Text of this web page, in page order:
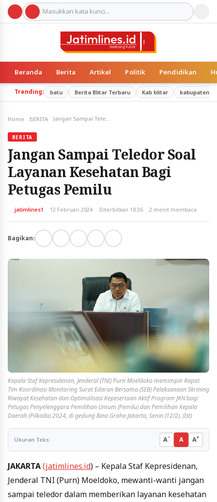
Beranda Berita Artikel Politik Pendidikan
Trending: batu Berita Blitar Terbaru Kab blitar
Home BERITA
BERITA
Jangan Sampai Teledor Soal
Layanan Kesehatan Bagi
Petugas Pemilu
jatimlines1 12 Februari 2024 Diterbitkan 18:36 2 menit membaca
Bagikan:
Kepala Staf Kepresidenan, Jenderal (TNI) Purn Moeldoko memimpin Rapat
Tim Koordinasi Monitoring Surat Edaran Bersama (SEB) Pelaksanaan Skrining
Riwayat Kesehatan dan Optimalisasi Kepesertaan Aktif Program JKN bagi
Petugas Penyelenggara Pemilihan Umum (Pemilu) dan Pemilihan Kepala
Daerah (Pilkada) 2024, di gedung Bina Graha Jakarta, Senin (12/2). (Ist)
Ukuran Teks: A− A A+
JAKARTA(jatimlines.id) – Kepala Staf Kepresidenan,
Jenderal TNI (Purn) Moeldoko, mewanti-wanti jangan
sampai teledor dalam memberikan layanan kesehatan